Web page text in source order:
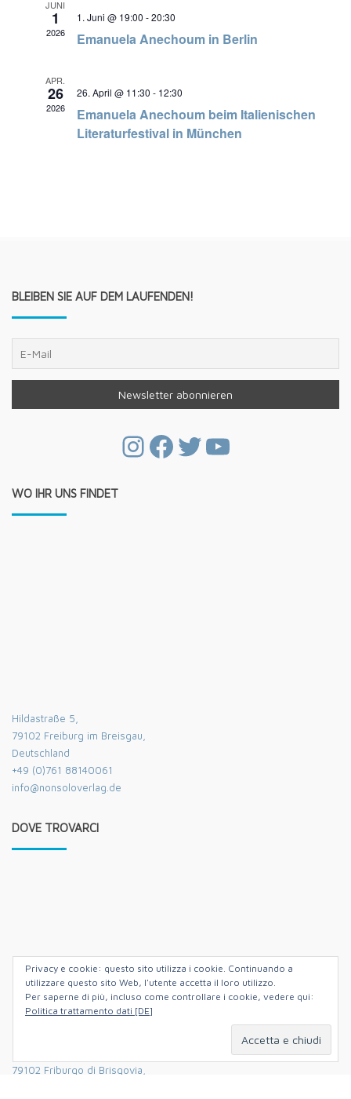
JUNI
1
2026
1. Juni @ 19:00 -20:30
Emanuela Anechoum in Berlin
APR.
26
2026
26. April @ 11:30 - 12:30
Emanuela Anechoum beim Italienischen
Literaturfestival in München
BLEIBEN SIE AUF DEM LAUFENDEN!
Instagram
Facebook
Twitter
YouTube
WO IHR UNS FINDET
Hildastraße 5,
79102 Freiburg im Breisgau,
Deutschland
+49 (0)761 88140061
info@nonsoloverlag.de
DOVE TROVARCI
79102 Friburgo di Brisgovia,
Privacy e cookie: questo sito utilizza i cookie. Continuando a
utilizzare questo sito Web, l'utente accetta il loro utilizzo.
Per saperne di più, incluso come controllare i cookie, vedere qui:
Politica trattamento dati [DE]